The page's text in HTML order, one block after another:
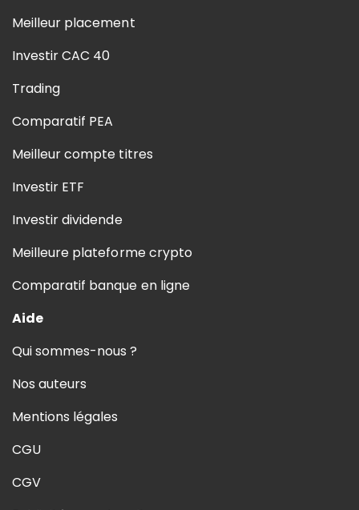
Meilleur placement
Investir CAC 40
Trading
Comparatif PEA
Meilleur compte titres
Investir ETF
Investir dividende
Meilleure plateforme crypto
Comparatif banque en ligne
Aide
Qui sommes-nous ?
Nos auteurs
Mentions légales
CGU
CGV